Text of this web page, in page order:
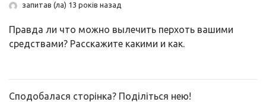
запитав (ла) 13 років назад
Правда ли что можно вылечить перхоть вашими
средствами? Расскажите какими и как.
Сподобалася сторінка? Поділіться нею!